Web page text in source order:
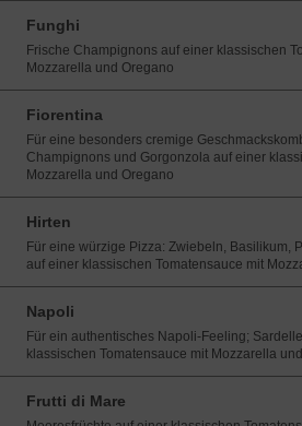
Funghi
Frische Champignons auf einer klassischen
Mozzarella und Oregano
Fiorentina
Für eine besonders cremige
Champignons und Gorgonzola auf einer
Mozzarella und Oregano
Hirten
Für eine würzige Pizza: Zwiebeln, Basilikum,
auf einer klassischen Tomatensauce mit
Napoli
Für ein authentisches Napoli-Feeling;
klassischen Tomatensauce mit Mozzarella
Frutti di Mare